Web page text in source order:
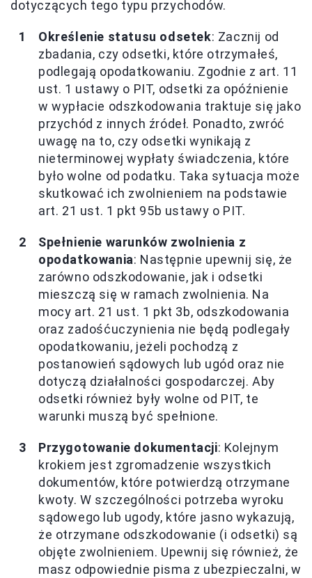
dotyczących tego typu przychodów.
Określenie statusu odsetek: Zacznij od
zbadania, czy odsetki, które otrzymałeś,
podlegają opodatkowaniu. Zgodnie z art. 11
ust. 1 ustawy o PIT, odsetki za opóźnienie
w wypłacie odszkodowania traktuje się jako
przychód z innych źródeł. Ponadto, zwróć
uwagę na to, czy odsetki wynikają z
nieterminowej wypłaty świadczenia, które
było wolne od podatku. Taka sytuacja może
skutkować ich zwolnieniem na podstawie
art. 21 ust. 1 pkt 95b ustawy o PIT.
Spełnienie warunków zwolnienia z
opodatkowania: Następnie upewnij się, że
zarówno odszkodowanie, jak i odsetki
mieszczą się w ramach zwolnienia. Na
mocy art. 21 ust. 1 pkt 3b, odszkodowania
oraz zadośćuczynienia nie będą podlegały
opodatkowaniu, jeżeli pochodzą z
postanowień sądowych lub ugód oraz nie
dotyczą działalności gospodarczej. Aby
odsetki również były wolne od PIT, te
warunki muszą być spełnione.
Przygotowanie dokumentacji: Kolejnym
krokiem jest zgromadzenie wszystkich
dokumentów, które potwierdzą otrzymane
kwoty. W szczególności potrzeba wyroku
sądowego lub ugody, które jasno wykazują,
że otrzymane odszkodowanie (i odsetki) są
objęte zwolnieniem. Upewnij się również, że
masz odpowiednie pisma z ubezpieczalni, w